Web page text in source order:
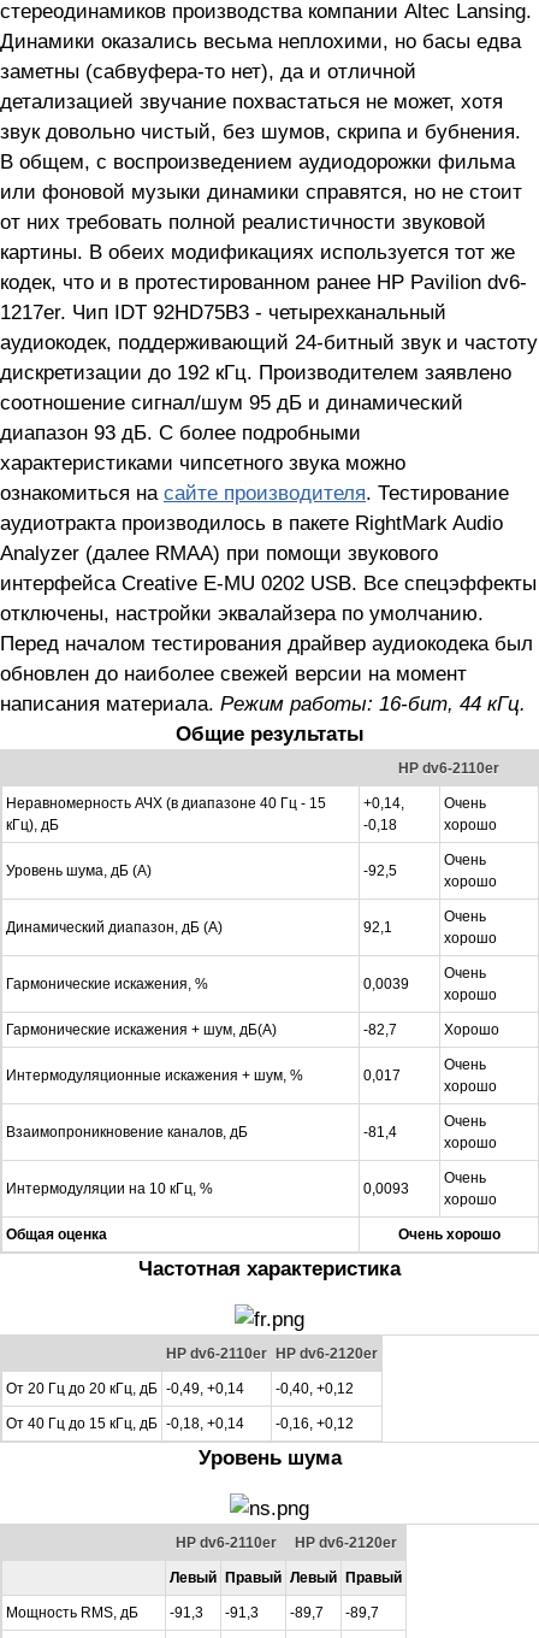
стереодинамиков производства компании Altec Lansing.
Динамики оказались весьма неплохими, но басы едва
заметны (сабвуфера-то нет), да и отличной
детализацией звучание похвастаться не может, хотя
звук довольно чистый, без шумов, скрипа и бубнения.
В общем, с воспроизведением аудиодорожки фильма
или фоновой музыки динамики справятся, но не стоит
от них требовать полной реалистичности звуковой
картины. В обеих модификациях используется тот же
кодек, что и в протестированном ранее HP Pavilion dv6-
1217er. Чип IDT 92HD75B3 - четырехканальный
аудиокодек, поддерживающий 24-битный звук и частоту
дискретизации до 192 кГц. Производителем заявлено
соотношение сигнал/шум 95 дБ и динамический
диапазон 93 дБ. С более подробными
характеристиками чипсетного звука можно
ознакомиться на сайте производителя. Тестирование
аудиотракта производилось в пакете RightMark Audio
Analyzer (далее RMAA) при помощи звукового
интерфейса Creative E-MU 0202 USB. Все спецэффекты
отключены, настройки эквалайзера по умолчанию.
Перед началом тестирования драйвер аудиокодека был
обновлен до наиболее свежей версии на момент
написания материала. Режим работы: 16-бит, 44 кГц.
Общие результаты
HP dv6-2110er
Неравномерность АЧХ (в диапазоне 40 Гц - 15
кГц), дБ
+0,14,
-0,18
Очень
хорошо
Уровень шума, дБ (А) -92,5
Очень
хорошо
Динамический диапазон, дБ (А) 92,1
Очень
хорошо
Гармонические искажения, % 0,0039
Очень
хорошо
Гармонические искажения + шум, дБ(A) -82,7 Хорошо
Интермодуляционные искажения + шум, % 0,017
Очень
хорошо
Взаимопроникновение каналов, дБ -81,4
Очень
хорошо
Интермодуляции на 10 кГц, % 0,0093
Очень
хорошо
Общая оценка Очень хорошо
Частотная характеристика
HP dv6-2110er HP dv6-2120er
От 20 Гц до 20 кГц, дБ -0,49, +0,14 -0,40, +0,12
От 40 Гц до 15 кГц, дБ -0,18, +0,14 -0,16, +0,12
Уровень шума
HP dv6-2110er HP dv6-2120er
Левый Правый Левый Правый
Мощность RMS, дБ -91,3 -91,3 -89,7 -89,7